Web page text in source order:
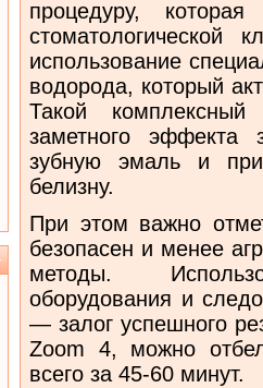
процедуру,
стоматологической
использование
водорода, который
Такой
заметного
зубную эмаль и
белизну.
При этом важно
безопасен и менее
методы.
оборудования и
— залог успешного
Zoom 4, можно
всего за 45-60 минут.